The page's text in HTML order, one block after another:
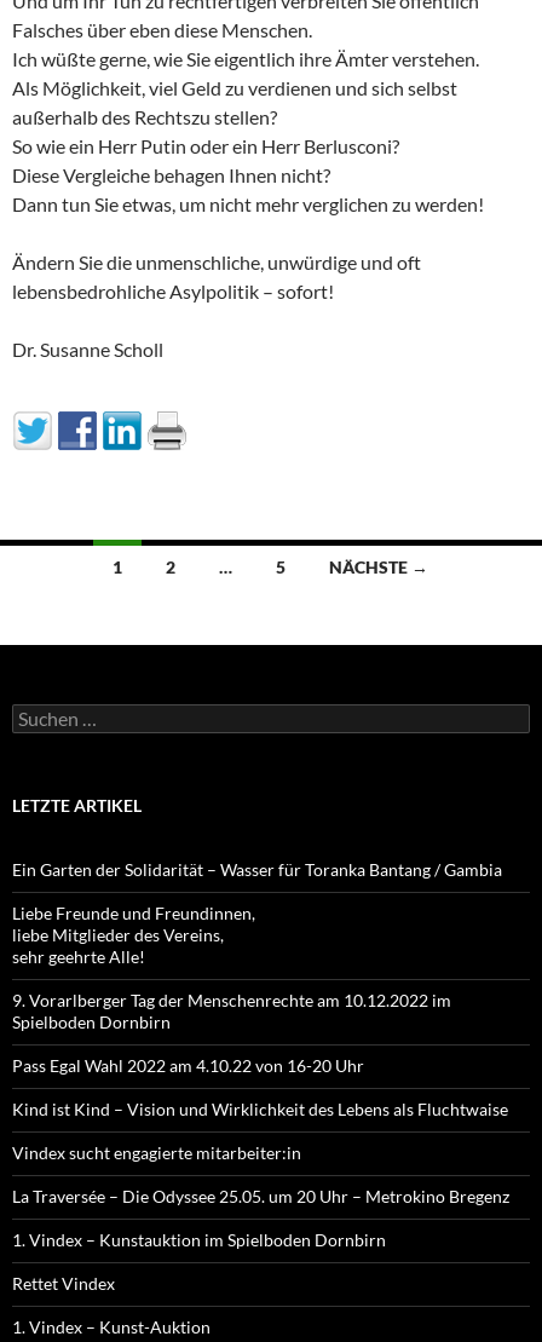
Falsches über eben diese Menschen.
Ich wüßte gerne, wie Sie eigentlich ihre Ämter verstehen.
Als Möglichkeit, viel Geld zu verdienen und sich selbst
außerhalb des Rechtszu stellen?
So wie ein Herr Putin oder ein Herr Berlusconi?
Diese Vergleiche behagen Ihnen nicht?
Dann tun Sie etwas, um nicht mehr verglichen zu werden!
Ändern Sie die unmenschliche, unwürdige und oft
lebensbedrohliche Asylpolitik – sofort!
Dr. Susanne Scholl
Beitragsnavigation
1 2 … 5 NÄCHSTE →
Suchen
nach:
LETZTE ARTIKEL
Ein Garten der Solidarität – Wasser für Toranka Bantang / Gambia
Liebe Freunde und Freundinnen,
liebe Mitglieder des Vereins,
sehr geehrte Alle!
9. Vorarlberger Tag der Menschenrechte am 10.12.2022 im
Spielboden Dornbirn
Pass Egal Wahl 2022 am 4.10.22 von 16-20 Uhr
Kind ist Kind – Vision und Wirklichkeit des Lebens als Fluchtwaise
Vindex sucht engagierte mitarbeiter:in
La Traversée – Die Odyssee 25.05. um 20 Uhr – Metrokino Bregenz
1. Vindex – Kunstauktion im Spielboden Dornbirn
Rettet Vindex
1. Vindex – Kunst-Auktion